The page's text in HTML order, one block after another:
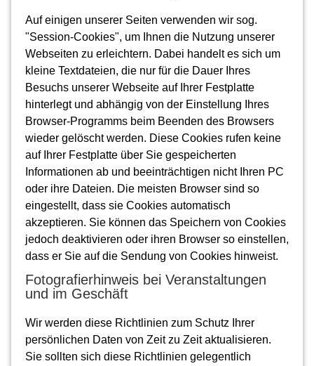
Auf einigen unserer Seiten verwenden wir sog.
"Session-Cookies", um Ihnen die Nutzung unserer
Webseiten zu erleichtern. Dabei handelt es sich um
kleine Textdateien, die nur für die Dauer Ihres
Besuchs unserer Webseite auf Ihrer Festplatte
hinterlegt und abhängig von der Einstellung Ihres
Browser-Programms beim Beenden des Browsers
wieder gelöscht werden. Diese Cookies rufen keine
auf Ihrer Festplatte über Sie gespeicherten
Informationen ab und beeinträchtigen nicht Ihren PC
oder ihre Dateien. Die meisten Browser sind so
eingestellt, dass sie Cookies automatisch
akzeptieren. Sie können das Speichern von Cookies
jedoch deaktivieren oder ihren Browser so einstellen,
dass er Sie auf die Sendung von Cookies hinweist.
Fotografierhinweis bei Veranstaltungen
und im Geschäft
Wir werden diese Richtlinien zum Schutz Ihrer
persönlichen Daten von Zeit zu Zeit aktualisieren.
Sie sollten sich diese Richtlinien gelegentlich